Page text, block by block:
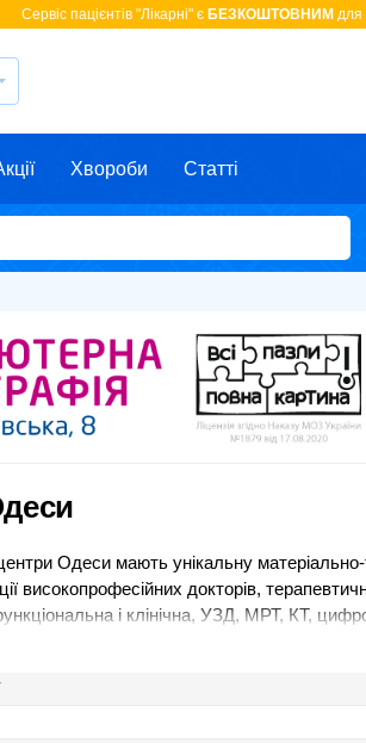
Cервіс пацієнтів "Лікарні" є БЕЗКОШТОВНИМ для
Хвороби Статті
центри Одеси мають унікальну
високопрофесійних докторів,
і клінічна, УЗД, МРТ, КТ,
Приморському, Малиновському
медичну допомогу, не витрачаючи
допоможе визначитися з вибором